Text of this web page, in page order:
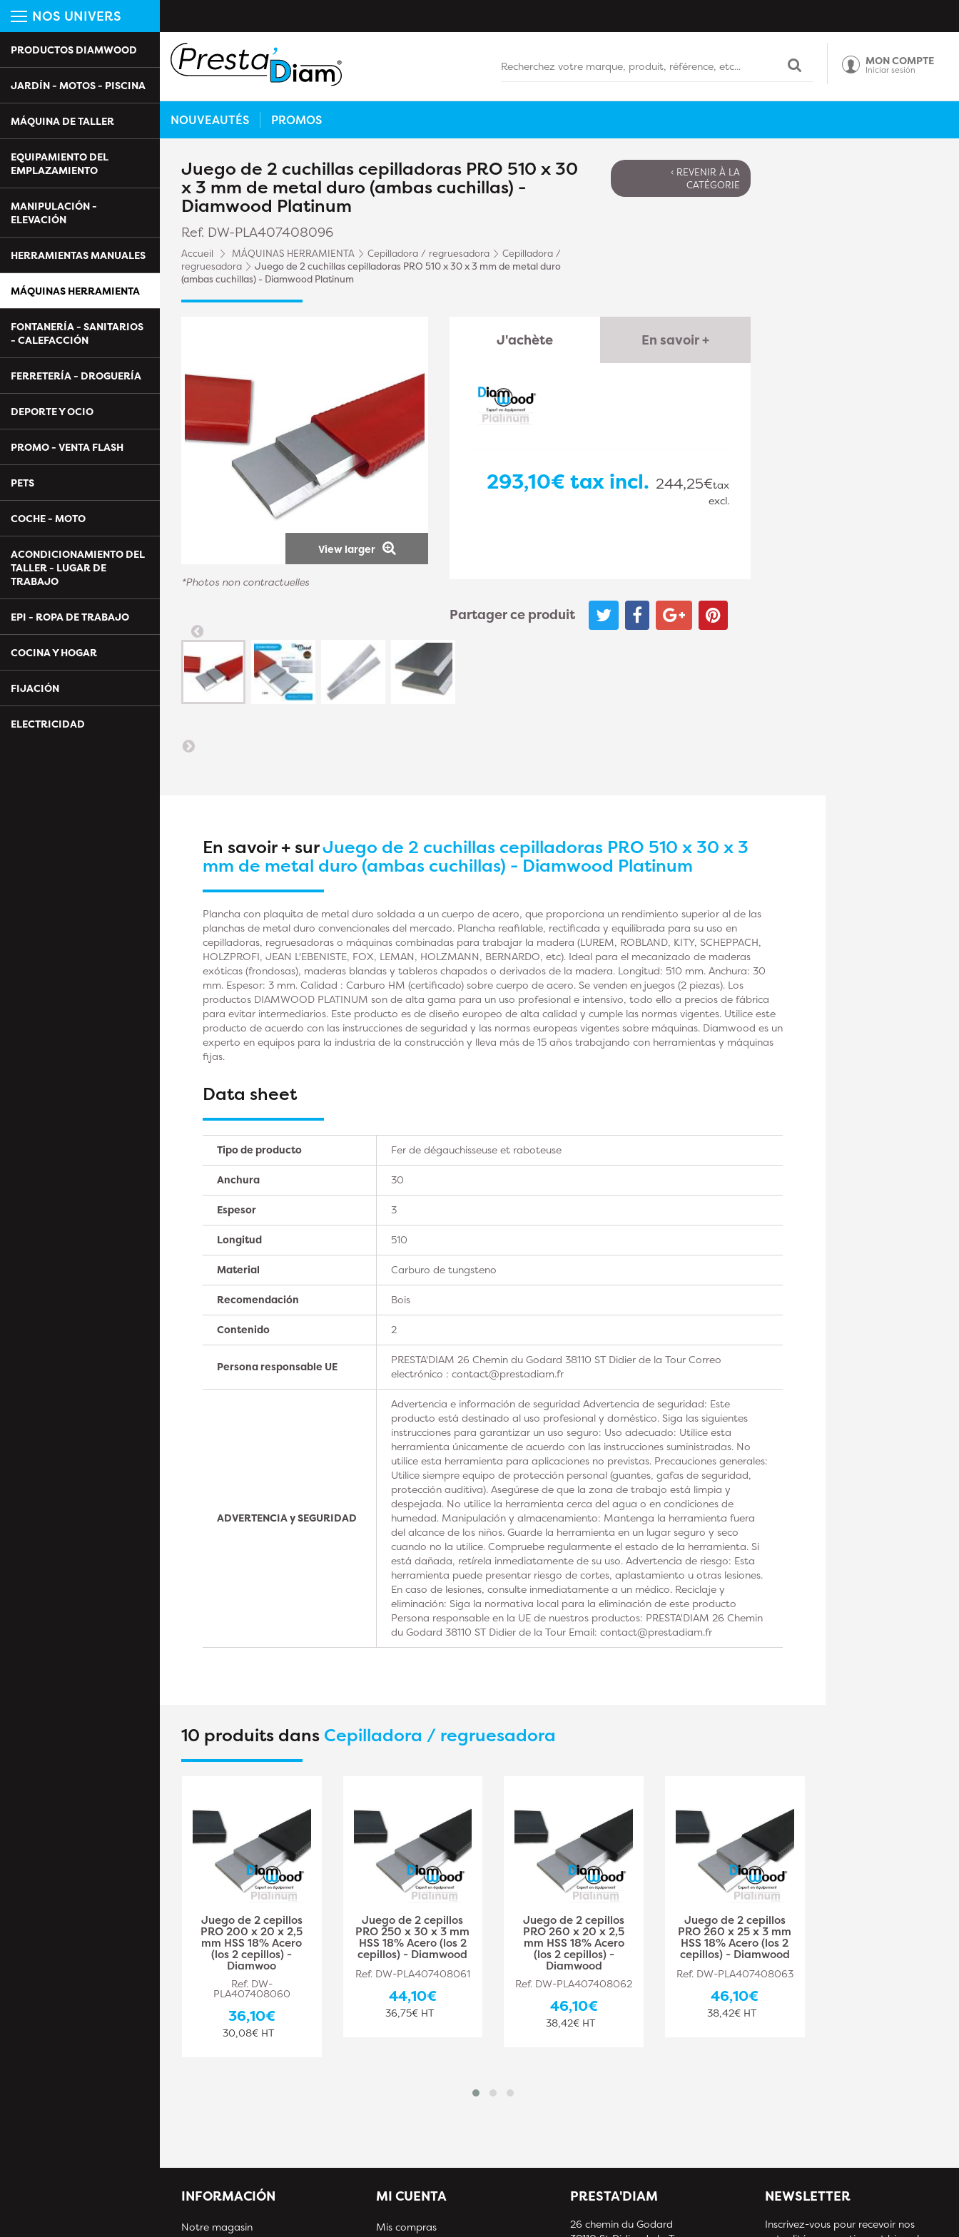
NOS UNIVERS
PRODUCTOS DIAMWOOD
JARDÍN - MOTOS - PISCINA
MÁQUINA DE TALLER
EQUIPAMIENTO DEL
EMPLAZAMIENTO
MANIPULACIÓN -
ELEVACIÓN
HERRAMIENTAS MANUALES
MÁQUINAS HERRAMIENTA
FONTANERÍA - SANITARIOS
- CALEFACCIÓN
FERRETERÍA - DROGUERÍA
DEPORTE Y OCIO
PROMO - VENTA FLASH
PETS
COCHE - MOTO
ACONDICIONAMIENTO DEL
TALLER - LUGAR DE
TRABAJO
EPI - ROPA DE TRABAJO
COCINA Y HOGAR
FIJACIÓN
ELECTRICIDAD
MON COMPTE
Iniciar sesión
NOUVEAUTÉS PROMOS
Juego de 2 cuchillas cepilladoras PRO 510 x 30
x 3 mm de metal duro (ambas cuchillas) -
Diamwood Platinum
Ref. DW-PLA407408096
Accueil MÁQUINAS HERRAMIENTA Cepilladora / regruesadora
Cepilladora /
regruesadora
Juego de 2 cuchillas cepilladoras PRO 510 x 30 x 3 mm de metal duro
(ambas cuchillas) - Diamwood Platinum
‹ REVENIR À LA
CATÉGORIE
View larger
*Photos non contractuelles
J'achète En savoir +
293,10€ tax incl. 244,25€tax
excl.
Partager ce produit
En savoir + surJuego de 2 cuchillas cepilladoras PRO 510 x 30 x 3
mm de metal duro (ambas cuchillas) - Diamwood Platinum
Plancha con plaquita de metal duro soldada a un cuerpo de acero, que proporciona un rendimiento superior al de las
planchas de metal duro convencionales del mercado. Plancha reafilable, rectificada y equilibrada para su uso en
cepilladoras, regruesadoras o máquinas combinadas para trabajar la madera (LUREM, ROBLAND, KITY, SCHEPPACH,
HOLZPROFI, JEAN L'EBENISTE, FOX, LEMAN, HOLZMANN, BERNARDO, etc). Ideal para el mecanizado de maderas
exóticas (frondosas), maderas blandas y tableros chapados o derivados de la madera. Longitud: 510 mm. Anchura: 30
mm. Espesor: 3 mm. Calidad : Carburo HM (certificado) sobre cuerpo de acero. Se venden en juegos (2 piezas). Los
productos DIAMWOOD PLATINUM son de alta gama para un uso profesional e intensivo, todo ello a precios de fábrica
para evitar intermediarios. Este producto es de diseño europeo de alta calidad y cumple las normas vigentes. Utilice este
producto de acuerdo con las instrucciones de seguridad y las normas europeas vigentes sobre máquinas. Diamwood es un
experto en equipos para la industria de la construcción y lleva más de 15 años trabajando con herramientas y máquinas
fijas.
Data sheet
Tipo de producto Fer de dégauchisseuse et raboteuse
Anchura 30
Espesor 3
Longitud 510
Material Carburo de tungsteno
Recomendación Bois
Contenido 2
Persona responsable UE
PRESTA'DIAM 26 Chemin du Godard 38110 ST Didier de la Tour Correo
electrónico : contact@prestadiam.fr
ADVERTENCIA y SEGURIDAD
Advertencia e información de seguridad Advertencia de seguridad: Este
producto está destinado al uso profesional y doméstico. Siga las siguientes
instrucciones para garantizar un uso seguro: Uso adecuado: Utilice esta
herramienta únicamente de acuerdo con las instrucciones suministradas. No
utilice esta herramienta para aplicaciones no previstas. Precauciones generales:
Utilice siempre equipo de protección personal (guantes, gafas de seguridad,
protección auditiva). Asegúrese de que la zona de trabajo está limpia y
despejada. No utilice la herramienta cerca del agua o en condiciones de
humedad. Manipulación y almacenamiento: Mantenga la herramienta fuera
del alcance de los niños. Guarde la herramienta en un lugar seguro y seco
cuando no la utilice. Compruebe regularmente el estado de la herramienta. Si
está dañada, retírela inmediatamente de su uso. Advertencia de riesgo: Esta
herramienta puede presentar riesgo de cortes, aplastamiento u otras lesiones.
En caso de lesiones, consulte inmediatamente a un médico. Reciclaje y
eliminación: Siga la normativa local para la eliminación de este producto
Persona responsable en la UE de nuestros productos: PRESTA'DIAM 26 Chemin
du Godard 38110 ST Didier de la Tour Email: contact@prestadiam.fr
10 produits dans Cepilladora / regruesadora
Juego de 2 cepillos
PRO 200 x 20 x 2,5
mm HSS 18% Acero
(los 2 cepillos) -
Diamwoo
Ref. DW-
PLA407408060
36,10€
30,08€ HT
Juego de 2 cepillos
PRO 250 x 30 x 3 mm
HSS 18% Acero (los 2
cepillos) - Diamwood
Ref. DW-PLA407408061
44,10€
36,75€ HT
Juego de 2 cepillos
PRO 260 x 20 x 2,5
mm HSS 18% Acero
(los 2 cepillos) -
Diamwood
Ref. DW-PLA407408062
46,10€
38,42€ HT
Juego de 2 cepillos
PRO 260 x 25 x 3 mm
HSS 18% Acero (los 2
cepillos) - Diamwood
Ref. DW-PLA407408063
46,10€
38,42€ HT
INFORMACIÓN
Notre magasin
MI CUENTA
Mis compras
PRESTA'DIAM
26 chemin du Godard
NEWSLETTER
Inscrivez-vous pour recevoir nos